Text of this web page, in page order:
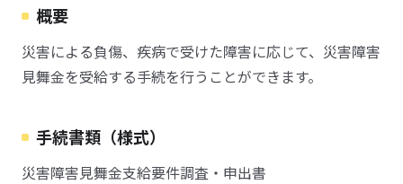
概要
災害による負傷、疾病で受けた障害に応じて、災害障害
見舞金を受給する手続を行うことができます。
手続書類（様式）
災害障害見舞金支給要件調査・申出書